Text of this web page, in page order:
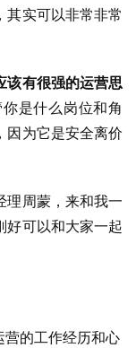
其实可以非常非常
该有很强的运营思
是什么岗位和角
因为它是安全离价
理周蒙，来和我一
好可以和大家一起
营的工作经历和心